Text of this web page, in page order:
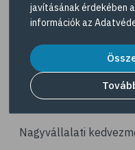
# ásványi anyagok
# ízületi fájdalom
# ízületek
# csontok
# porckopás
Navigáció
Dermokozmetikumok
Gyöngy Patika Magazin
Nagyvállalati
javításának érdekében
információk az